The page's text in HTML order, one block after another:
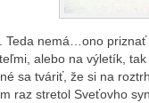
Teda nemá…ono
alebo na výletík,
sa tváriť, že si na
raz stretol Sveťovho